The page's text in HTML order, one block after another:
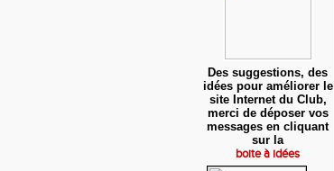
Des suggestions, des
idées pour améliorer le
site Internet du Club,
merci de déposer vos
messages en cliquant
sur la
boite à idées